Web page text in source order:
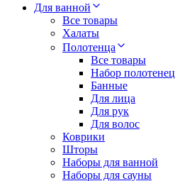
Для ванной
Все товары
Халаты
Полотенца
Все товары
Набор полотенец
Банные
Для лица
Для рук
Для волос
Коврики
Шторы
Наборы для ванной
Наборы для сауны